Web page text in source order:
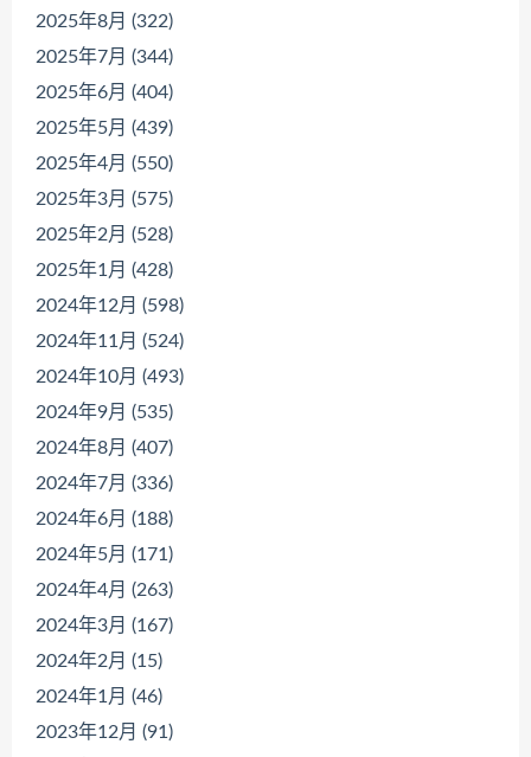
2025年8月 (322)
2025年7月 (344)
2025年6月 (404)
2025年5月 (439)
2025年4月 (550)
2025年3月 (575)
2025年2月 (528)
2025年1月 (428)
2024年12月 (598)
2024年11月 (524)
2024年10月 (493)
2024年9月 (535)
2024年8月 (407)
2024年7月 (336)
2024年6月 (188)
2024年5月 (171)
2024年4月 (263)
2024年3月 (167)
2024年2月 (15)
2024年1月 (46)
2023年12月 (91)